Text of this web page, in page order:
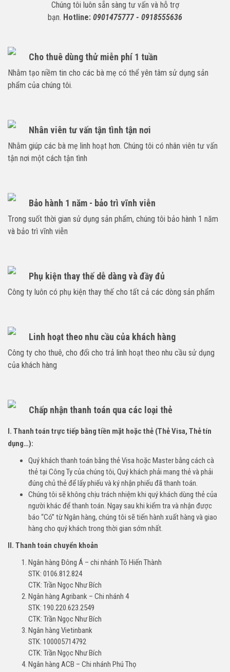
Chúng tôi luôn sẵn sàng tư vấn và hỗ trợ
bạn. Hotline: 0901475777 - 0918555636
Cho thuê dùng thử miễn phí 1 tuần
Nhằm tạo niềm tin cho các bà mẹ có thể yên tâm sử dụng sản
phẩm của chúng tôi.
Nhân viên tư vấn tận tình tận nơi
Nhằm giúp các bà mẹ linh hoạt hơn. Chúng tôi có nhân viên tư vấn
tận nơi một cách tận tình
Bảo hành 1 năm - bảo trì vĩnh viễn
Trong suốt thời gian sử dụng sản phẩm, chúng tôi bảo hành 1 năm
và bảo trì vĩnh viễn
Phụ kiện thay thế dễ dàng và đầy đủ
Công ty luôn có phụ kiện thay thế cho tất cả các dòng sản phẩm
Linh hoạt theo nhu cầu của khách hàng
Công ty cho thuê, cho đổi cho trả linh hoạt theo nhu cầu sử dụng
của khách hàng
Chấp nhận thanh toán qua các loại thẻ
I. Thanh toán trực tiếp bằng tiền mặt hoặc thẻ (Thẻ Visa, Thẻ tín
dụng…):
Quý khách thanh toán bằng thẻ Visa hoặc Master bằng cách cà
thẻ tại Công Ty của chúng tôi, Quý khách phải mang thẻ và phải
đúng chủ thẻ để lấy phiếu và ký nhận phiếu đã thanh toán.
Chúng tôi sẽ không chịu trách nhiệm khi quý khách dùng thẻ của
người khác để thanh toán. Ngay sau khi kiểm tra và nhận được
báo “Có” từ Ngân hàng, chúng tôi sẽ tiến hành xuất hàng và giao
hàng cho quý khách trong thời gian sớm nhất.
II. Thanh toán chuyển khoản
Ngân hàng Đông Á – chi nhánh Tô Hiến Thành
STK: 0106.812.824
CTK: Trần Ngọc Như Bích
Ngân hàng Agribank – Chi nhánh 4
STK: 190.220.623.2549
CTK: Trần Ngọc Như Bích
Ngân hàng Vietinbank
STK: 100005714792
CTK: Trần Ngọc Như Bích
Ngân hàng ACB – Chi nhánh Phú Thọ